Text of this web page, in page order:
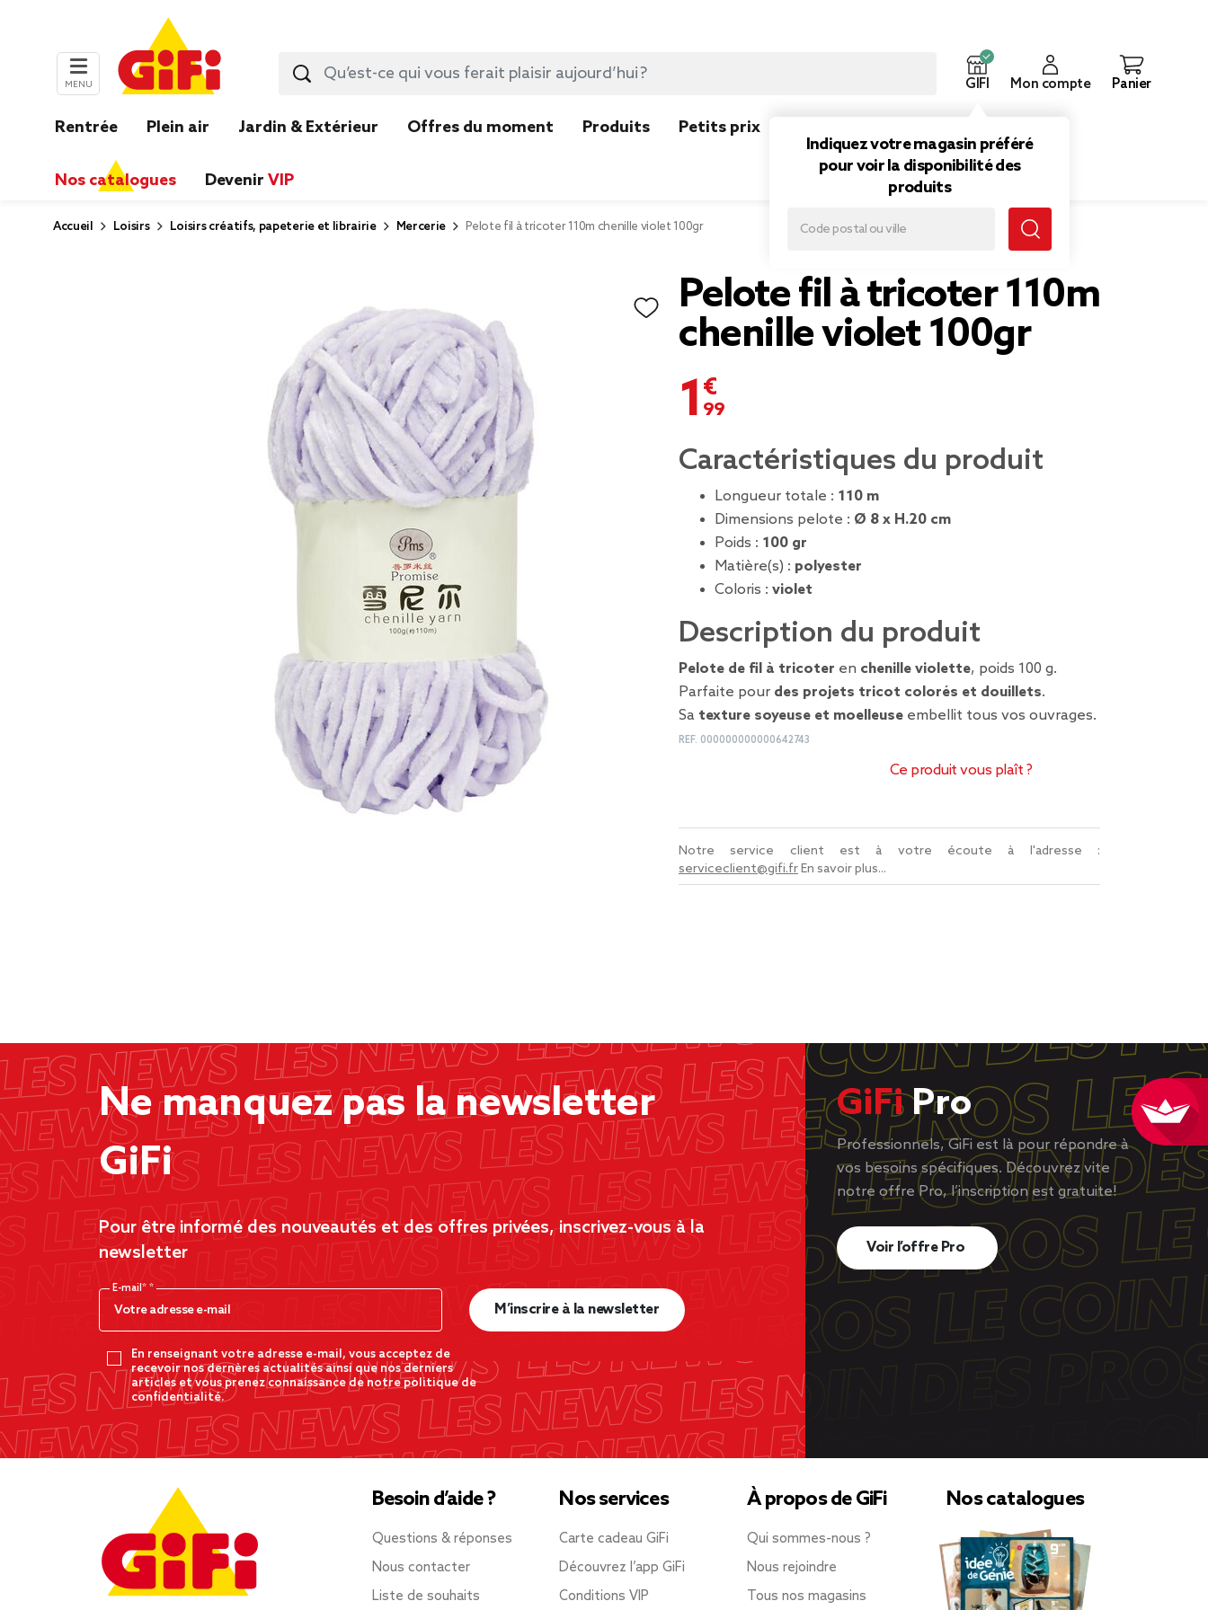
MENU GIFI
Indiquez votre magasin préféré
pour voir la disponibilité des
produits
Mon compte Panier
Rentrée Plein air Jardin & Extérieur Offres du moment Produits Petits prix
Nos catalogues Devenir VIP
Accueil Loisirs Loisirs créatifs, papeterie et librairie Mercerie Pelote fil à tricoter 110m chenille violet 100gr
Pelote fil à tricoter 110m
chenille violet 100gr
1,99 €
Caractéristiques du produit
Longueur totale : 110 m
Dimensions pelote : Ø 8 x H.20 cm
Poids : 100 gr
Matière(s) : polyester
Coloris : violet
Description du produit
Pelote de fil à tricoter en chenille violette, poids 100 g.
Parfaite pour des projets tricot colorés et douillets.
Sa texture soyeuse et moelleuse embellit tous vos ouvrages.
REF. 000000000000642743
Ce produit vous plaît ?
Notre service client est à votre écoute à l'adresse :
serviceclient@gifi.frEn savoir plus...
Ne manquez pas la newsletter
GiFi
Pour être informé des nouveautés et des offres privées, inscrivez-vous à la
newsletter
E-mail*
En renseignant votre adresse e-mail, vous acceptez de
recevoir nos dernères actualités ainsi que nos derniers
articles et vous prenez connaissance de notre politique de
confidentialité.
M’inscrire à la newsletter
GiFiPro
Professionnels, GiFi est là pour répondre à
vos besoins spécifiques. Découvrez vite
notre offre Pro, l’inscription est gratuite!
Voir l’offre Pro
Besoin d’aide ?
Questions & réponses
Nous contacter
Liste de souhaits
Nos services
Carte cadeau GiFi
Découvrez l’app GiFi
Conditions VIP
À propos de GiFi
Qui sommes-nous ?
Nous rejoindre
Tous nos magasins
Nos catalogues